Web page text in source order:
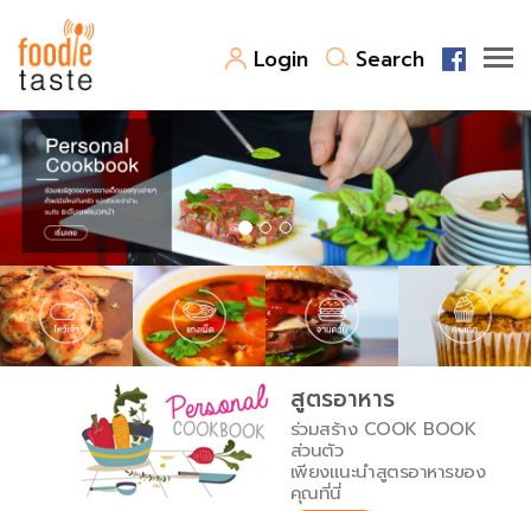
Login Search
สูตรอาหาร
สูตรอาหารล่าสุด
Top Foodie
พาไปชิม
สารพันก้นครัว
เคล็ดลับน่ารู้
เปรียบเทียบหน่วยการตวง
เปรียบเทียบอุณหภูมิ
เปรียบเทียบน้ำหนักวัตถุดิบ
FoodPedia
สร้าง Cookbook
สูตรอาหาร
ร่วมสร้าง COOK BOOK
ส่วนตัว
เพียงแนะนำสูตรอาหารของ
คุณที่นี่